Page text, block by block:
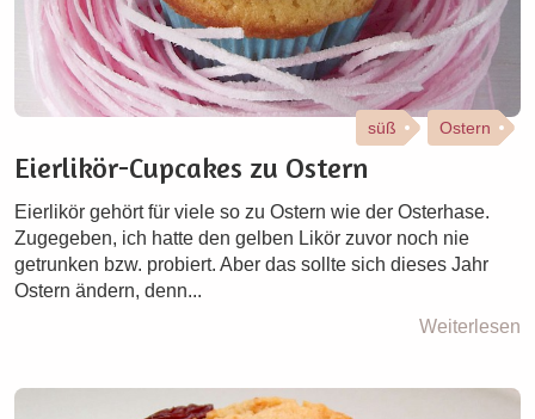
süß Ostern
Eierlikör-Cupcakes zu Ostern
Eierlikör gehört für viele so zu Ostern wie der Osterhase.
Zugegeben, ich hatte den gelben Likör zuvor noch nie
getrunken bzw. probiert. Aber das sollte sich dieses Jahr
Ostern ändern, denn...
Weiterlesen